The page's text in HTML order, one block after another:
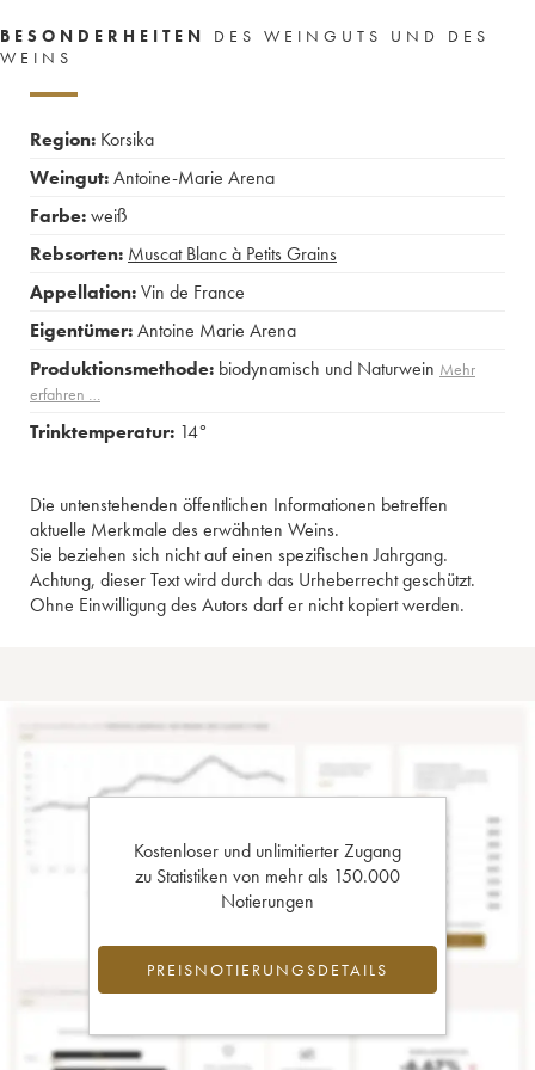
BESONDERHEITEN
DES WEINGUTS UND DES
WEINS
Region: Korsika
Weingut:Antoine-Marie Arena
Farbe:weiß
Rebsorten: Muscat Blanc à Petits Grains
Appellation:Vin de France
Eigentümer:Antoine Marie Arena
Produktionsmethode: biodynamisch und Naturwein Mehr
erfahren …
Trinktemperatur: 14°
Die untenstehenden öffentlichen Informationen betreffen
aktuelle Merkmale des erwähnten Weins.
Sie beziehen sich nicht auf einen spezifischen Jahrgang.
Achtung, dieser Text wird durch das Urheberrecht geschützt.
Ohne Einwilligung des Autors darf er nicht kopiert werden.
Kostenloser und unlimitierter Zugang
zu Statistiken von mehr als 150.000
Notierungen
PREISNOTIERUNGSDETAILS